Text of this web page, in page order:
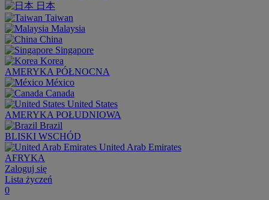
日本
Taiwan
Malaysia
China
Singapore
Korea
AMERYKA PÓŁNOCNA
México
Canada
United States
AMERYKA POŁUDNIOWA
Brazil
BLISKI WSCHÓD
United Arab Emirates
AFRYKA
Zaloguj się
Lista życzeń
0